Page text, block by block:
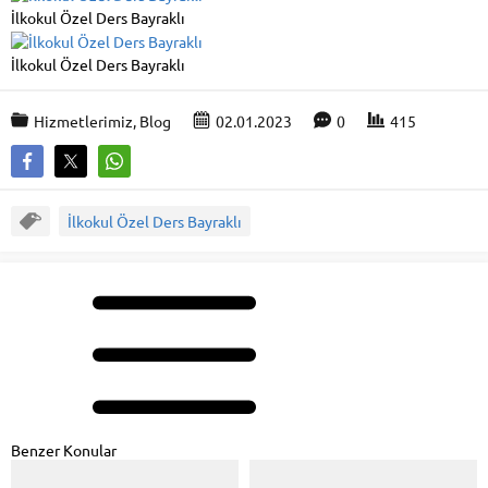
İlkokul Özel Ders Bayraklı
İlkokul Özel Ders Bayraklı
Hizmetlerimiz, Blog 02.01.2023 0 415
İlkokul Özel Ders Bayraklı
Benzer Konular